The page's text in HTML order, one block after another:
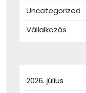
Uncategorized
Vállalkozás
2026. július